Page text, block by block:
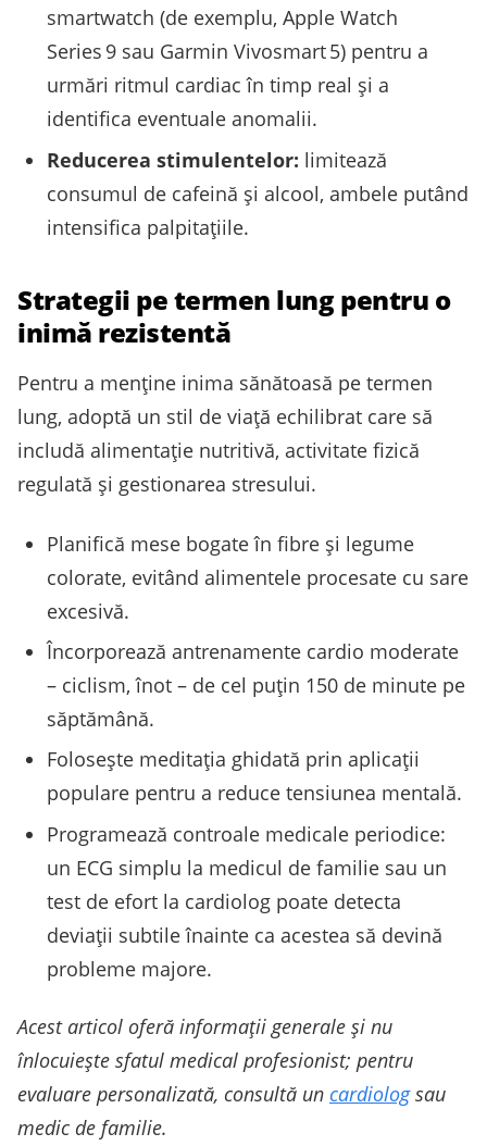
smartwatch (de exemplu, Apple Watch
Series 9 sau Garmin Vivosmart 5) pentru a
urmări ritmul cardiac în timp real şi a
identifica eventuale anomalii.
Reducerea stimulentelor: limitează
consumul de cafeină şi alcool, ambele putând
intensifica palpitaţiile.
Strategii pe termen lung pentru o
inimă rezistentă
Pentru a menţine inima sănătoasă pe termen
lung, adoptă un stil de viaţă echilibrat care să
includă alimentaţie nutritivă, activitate fizică
regulată şi gestionarea stresului.
Planifică mese bogate în fibre şi legume
colorate, evitând alimentele procesate cu sare
excesivă.
Încorporează antrenamente cardio moderate
– ciclism, înot – de cel puţin 150 de minute pe
săptămână.
Foloseşte meditaţia ghidată prin aplicaţii
populare pentru a reduce tensiunea mentală.
Programează controale medicale periodice:
un ECG simplu la medicul de familie sau un
test de efort la cardiolog poate detecta
deviaţii subtile înainte ca acestea să devină
probleme majore.
Acest articol oferă informaţii generale şi nu
înlocuieşte sfatul medical profesionist; pentru
evaluare personalizată, consultă un cardiologsau
medic de familie.